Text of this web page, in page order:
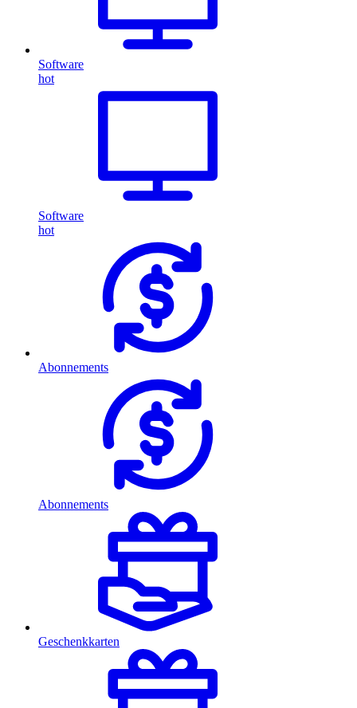
Software
hot
Software
hot
Abonnements
Abonnements
Geschenkkarten